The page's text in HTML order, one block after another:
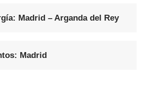
Madrid – Arganda del Rey
Madrid